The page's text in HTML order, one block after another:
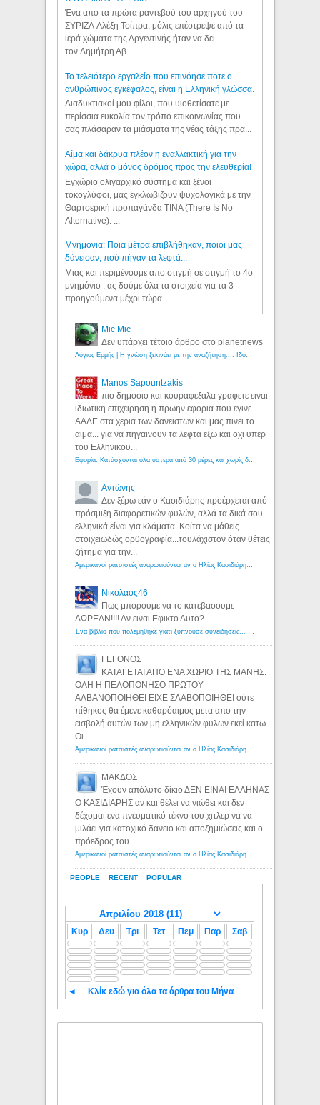
Ένα από τα πρώτα ραντεβού του αρχηγού του
ΣΥΡΙΖΑ Αλέξη Τσίπρα, μόλις επέστρεψε από τα
ιερά χώματα της Αργεντινής ήταν να δει
τον Δημήτρη Αβ...
Το τελειότερο εργαλείο που επινόησε ποτε ο
ανθρώπινος εγκέφαλος, είναι η Ελληνική γλώσσα.
Διαδυκτιακοί μου φίλοι, που υιοθετίσατε με
περίσσια ευκολία τον τρόπο επικοινωνίας που
σας πλάσαραν τα μιάσματα της νέας τάξης πρα...
Αίμα και δάκρυα πλέον η εναλλακτική για την
χώρα, αλλά ο μόνος δρόμος προς την ελευθερία!
Εγχώριο ολιγαρχικό σύστημα και ξένοι
τοκογλύφοι, μας εγκλωβίζουν ψυχολογικά με την
Θαρτσερική προπαγάνδα TINA (There Is No
Alternative). ...
Μνημόνια: Ποια μέτρα επιβλήθηκαν, ποιοι μας
δάνεισαν, πού πήγαν τα λεφτά...
Μιας και περιμένουμε απο στιγμή σε στιγμή το 4ο
μνημόνιο , ας δούμε όλα τα στοιχεία για τα 3
προηγούμενα μέχρι τώρα...
PEOPLE RECENT POPULAR
Mic Mic
Δεν υπάρχει τέτοιο άρθρο στο planetnews
Λόγιος Ερμής | Η γνώση ξεκινάει με την αναζήτηση...: Ιδού οι 18 που χρωστούν 11 δις ευρώ!
Manos Sapountzakis
πιο δημοσιο και κουραφεξαλα γραφετε ειναι
ιδιωτικη επιχειρηση η πρωην εφορια που εγινε
ΑΑΔΕ στα χερια των δανειστων και μας πινει το
αιμα... για να πηγαινουν τα λεφτα εξω και οχι υπερ
του Ελληνικου...
Εφορία: Κατάσχονται όλα ύστερα από 30 μέρες και χωρίς δικαστικές αποφάσεις - Λόγιος Ερμής
Αντώνης
Δεν ξέρω εάν ο Κασιδιάρης προέρχεται από
πρόσμιξη διαφορετικών φυλών, αλλά τα δικά σου
ελληνικά είναι για κλάματα. Κοίτα να μάθεις
στοιχειωδώς ορθογραφία...τουλάχιστον όταν θέτεις
ζήτημα για την...
Αμερικανοί ρατσιστές αναρωτιούνται αν ο Ηλίας Κασιδιάρης ανήκει στη λευκή φυλή... - Λόγιος Ερμής
Νικολαος46
Πως μπορουμε να το κατεβασουμε
ΔΩΡΕΑΝ!!!! Αν ειναι Εφικτο Αυτο?
Ένα βιβλίο που πολεμήθηκε γιατί ξυπνούσε συνειδήσεις... - Λόγιος Ερμής | Η γνώση ξεκινάει με την αναζήτηση...
ΓΕΓΟΝΟΣ
ΚΑΤΑΓΕΤΑΙ ΑΠΟ ΕΝΑ ΧΩΡΙΟ ΤΗΣ ΜΑΝΗΣ.
ΟΛΗ Η ΠΕΛΟΠΟΝΗΣΟ ΠΡΩΤΟΥ
ΑΛΒΑΝΟΠΟΙΗΘΕΙ ΕΙΧΕ ΣΛΑΒΟΠΟΙΗΘΕΙ ούτε
πίθηκος θα έμενε καθαρόαιμος μετα απο την
εισβολή αυτών των μη ελληνικών φυλων εκεί κατω.
Οι...
Αμερικανοί ρατσιστές αναρωτιούνται αν ο Ηλίας Κασιδιάρης ανήκει στη λευκή φυλή... - Λόγιος Ερμής
ΜΑΚΔΟΣ
Έχουν απόλυτο δίκιο ΔΕΝ ΕΙΝΑΙ ΕΛΛΗΝΑΣ
Ο ΚΑΣΙΔΙΑΡΗΣ αν και θέλει να νιώθει και δεν
δέχομαι ενα πνευματικό τέκνο του χιτλερ να να
μιλάει για κατοχικό δανειο και αποζημιώσεις και ο
πρόεδρος του...
Αμερικανοί ρατσιστές αναρωτιούνται αν ο Ηλίας Κασιδιάρης ανήκει στη λευκή φυλή... - Λόγιος Ερμής
Κυρ Δευ Τρι Τετ Πεμ Παρ Σαβ
◄ Κλίκ εδώ για όλα τα άρθρα του Μήνα